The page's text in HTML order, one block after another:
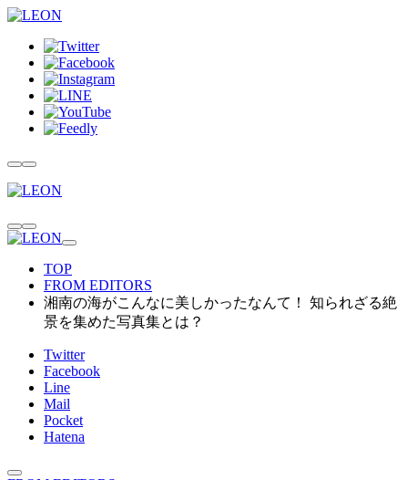
TOP
FROM EDITORS
湘南の海がこんなに美しかったなんて！ 知られざる絶
景を集めた写真集とは？
Twitter
Facebook
Line
Mail
Pocket
Hatena